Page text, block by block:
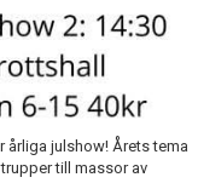
årliga julshow! Årets tema
till massor av